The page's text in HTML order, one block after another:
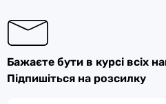
Бажаєте бути в курсі всіх
Підпишіться на розсилку